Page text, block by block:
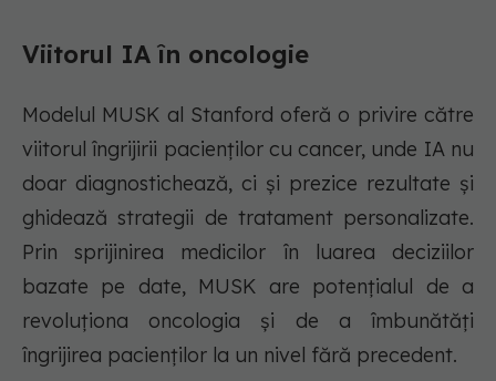
Viitorul IA în oncologie
Modelul MUSK al Stanford oferă o privire către
viitorul îngrijirii pacienților cu cancer, unde IA nu
doar diagnostichează, ci și prezice rezultate și
ghidează strategii de tratament personalizate.
Prin sprijinirea medicilor în luarea deciziilor
bazate pe date, MUSK are potențialul de a
revoluționa oncologia și de a îmbunătăți
îngrijirea pacienților la un nivel fără precedent.